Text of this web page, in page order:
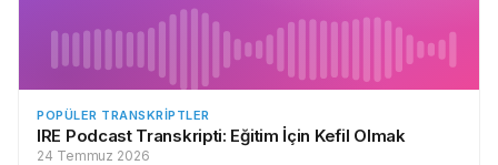
POPÜLER TRANSKRIPTLER
IRE Podcast Transkripti: Eğitim İçin Kefil Olmak
24 Temmuz 2026